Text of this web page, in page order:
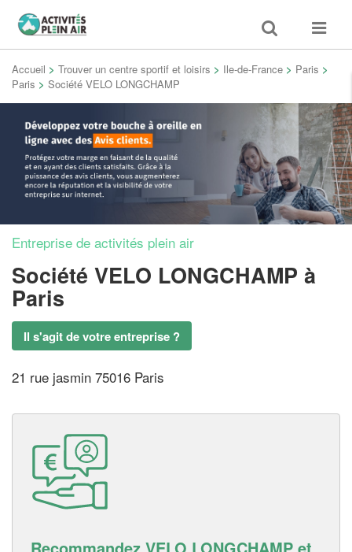
Toggle
search
Toggle
Accueil > Trouver un centre sportif et loisirs > Ile-de-France > Paris >
Paris > Société VELO LONGCHAMP
Entreprise de activités plein air
Société VELO LONGCHAMP à
Paris
Il s'agit de votre entreprise ?
21 rue jasmin 75016 Paris
Recommandez VELO LONGCHAMP et